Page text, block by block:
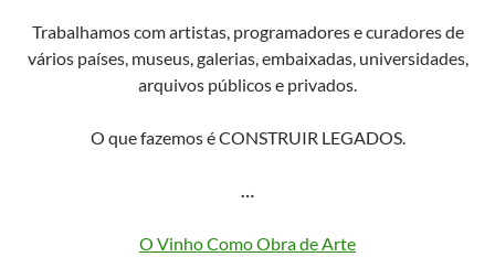
Trabalhamos com artistas, programadores e curadores de
vários países, museus, galerias, embaixadas, universidades,
arquivos públicos e privados.
O que fazemos é CONSTRUIR LEGADOS.
…
O Vinho Como Obra de Arte